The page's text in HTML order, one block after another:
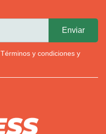
Términos y condiciones y